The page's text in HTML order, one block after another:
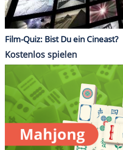
Film-Quiz: Bist Du ein Cineast?
Kostenlos spielen